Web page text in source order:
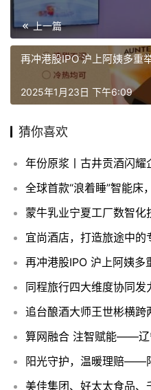
上一篇
再冲港股IPO 沪上阿姨多重
2025年1月23日 下午6:09
猜你喜欢
蒙牛乳业宁夏工厂数智化
宜尚酒店，打造旅途中的
再冲港股IPO 沪上阿姨多